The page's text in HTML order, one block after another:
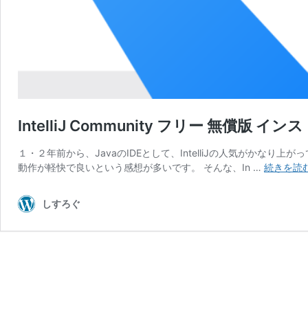
IntelliJ Community フリー 無償版 インス
１・２年前から、JavaのIDEとして、IntelliJの人気がかなり上が
動作が軽快で良いという感想が多いです。 そんな、In … 続きを読
しすろぐ